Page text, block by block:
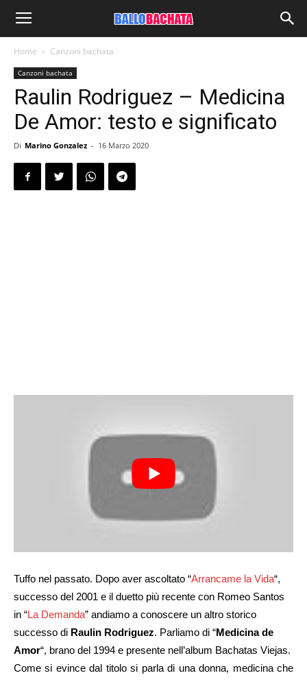
Home Canzoni bachata
Canzoni bachata
Raulin Rodriguez – Medicina
De Amor: testo e significato
Di Marino Gonzalez - 16 Marzo 2020
Tuffo nel passato. Dopo aver ascoltato “Arrancame la Vida“,
successo del 2001 e il duetto più recente con Romeo Santos
in “La Demanda” andiamo a conoscere un altro storico
successo di Raulin Rodriguez. Parliamo di “Medicina de
Amor“, brano del 1994 e presente nell’album Bachatas Viejas.
Come si evince dal titolo si parla di una donna, medicina che